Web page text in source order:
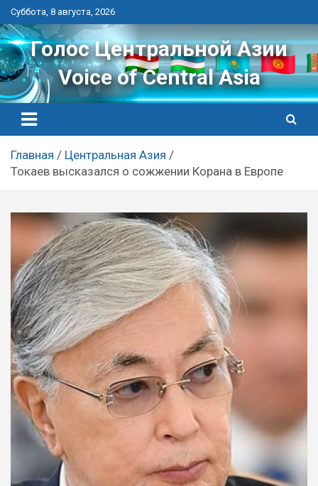
Перейти
к
контенту
Суббота, 8 августа, 2026
Голос Центральной Азии
Voice of Central Asia
Главная
Центральная Азия
Токаев высказался о сожжении Корана в Европе